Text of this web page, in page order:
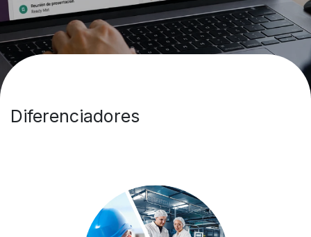
Diferenciadores